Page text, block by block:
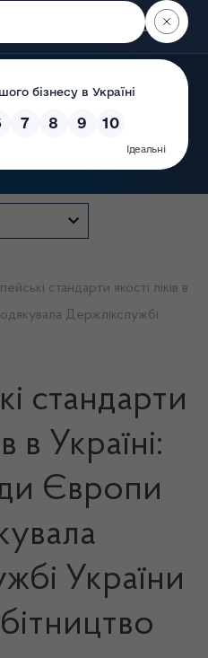
Пошук
стандарти якості ліків в
Держлікслужбі
стандарти
в Україні:
Європи
України